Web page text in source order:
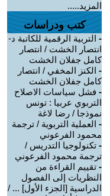
المزيد.....
كتب ودراسات
- التربية الرقمية للكاتبة د-
انتصار الخشت / انتصار
كامل جفلان الخشت
- الكنز المخفي / انتصار
كامل جفلان الخشت
- فشل سياسات الاصلاح
التربوي عربيا : تونس
نموذجا / رضا لاغة
- العملية التربوية / ترجمة
محمود الفرعوني
- تكنولوجيا التدريس /
ترجمة محمود الفرعوني
- تقييم القراءة من
النظريات إلى الفصول
الدراسية [الجزء الأول] ... /